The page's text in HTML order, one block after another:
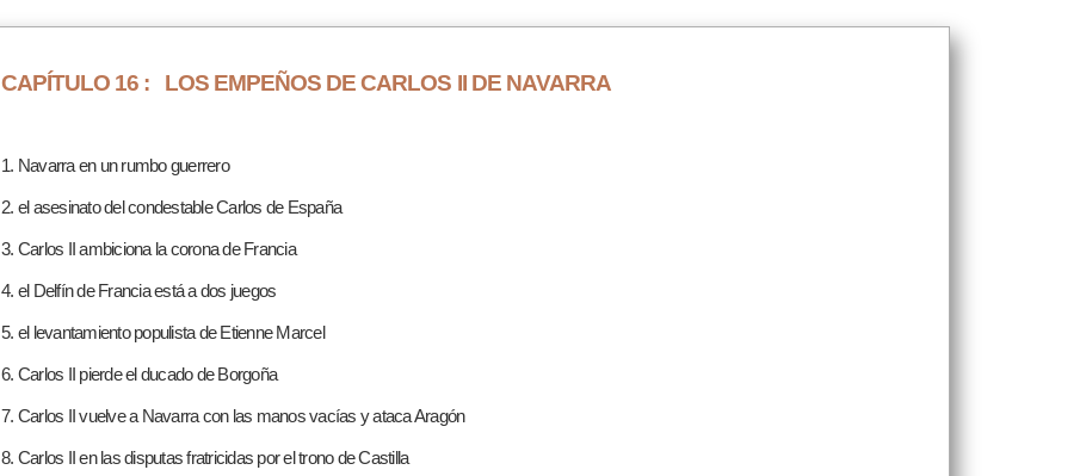
CAPÍTULO 16 : LOS EMPEÑOS DE CARLOS II DE NAVARRA
1. Navarra en un rumbo guerrero
2. el asesinato del condestable Carlos de España
3. Carlos II ambiciona la corona de Francia
4. el Delfín de Francia está a dos juegos
5. el levantamiento populista de Etienne Marcel
6. Carlos II pierde el ducado de Borgoña
7. Carlos II vuelve a Navarra con las manos vacías y ataca Aragón
8. Carlos II en las disputas fratricidas por el trono de Castilla